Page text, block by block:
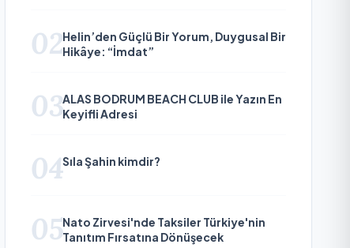
02Helin’den Güçlü Bir Yorum, Duygusal Bir
Hikâye: “İmdat”
03ALAS BODRUM BEACH CLUB ile Yazın En
Keyifli Adresi
04Sıla Şahin kimdir?
05Nato Zirvesi'nde Taksiler Türkiye'nin
Tanıtım Fırsatına Dönüşecek